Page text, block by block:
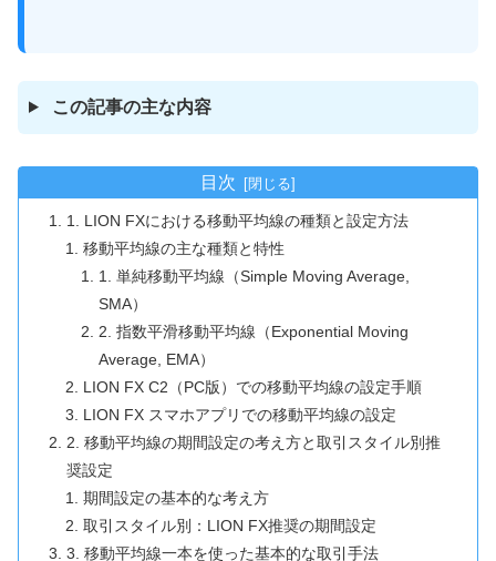
この記事の主な内容
目次
1. LION FXにおける移動平均線の種類と設定方法
移動平均線の主な種類と特性
1. 単純移動平均線（Simple Moving Average,
SMA）
2. 指数平滑移動平均線（Exponential Moving
Average, EMA）
LION FX C2（PC版）での移動平均線の設定手順
LION FX スマホアプリでの移動平均線の設定
2. 移動平均線の期間設定の考え方と取引スタイル別推
奨設定
期間設定の基本的な考え方
取引スタイル別：LION FX推奨の期間設定
3. 移動平均線一本を使った基本的な取引手法